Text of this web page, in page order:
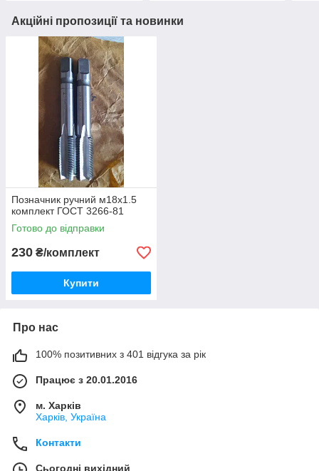
Акційні пропозиції та новинки
Позначник ручний м18х1.5
комплект ГОСТ 3266-81
Готово до відправки
230 ₴/комплект
Купити
Про нас
100% позитивних з 401 відгука за рік
Працює з 20.01.2016
м. Харків
Харків, Україна
Контакти
Сьогодні вихідний